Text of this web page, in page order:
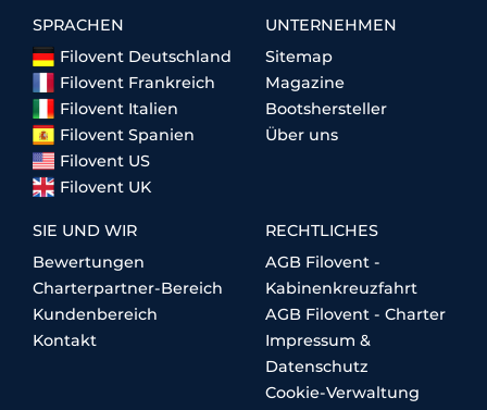
SPRACHEN
Filovent Deutschland
Filovent Frankreich
Filovent Italien
Filovent Spanien
Filovent US
Filovent UK
UNTERNEHMEN
Sitemap
Magazine
Bootshersteller
Über uns
SIE UND WIR
Bewertungen
Charterpartner-Bereich
Kundenbereich
Kontakt
RECHTLICHES
AGB Filovent -
Kabinenkreuzfahrt
AGB Filovent - Charter
Impressum &
Datenschutz
Cookie-Verwaltung